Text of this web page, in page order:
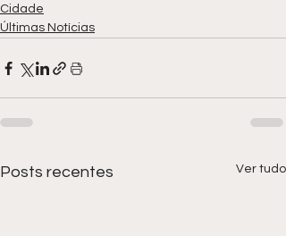
Cidade
Últimas Notícias
Posts recentes Ver tudo